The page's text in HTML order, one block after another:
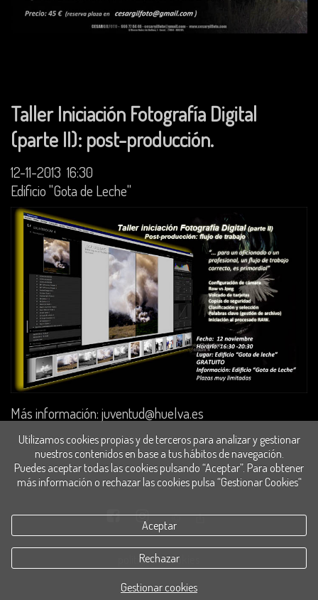
Taller Iniciación Fotografía Digital
(parte II): post-producción.
12-11-2013 16:30
Edificio "Gota de Leche"
Más información: juventud@huelva.es
política de cookies
Utilizamos cookies propias y de terceros para analizar y gestionar
nuestros contenidos en base a tus hábitos de navegación.
Puedes aceptar todas las cookies pulsando “Aceptar”. Para obtener
más información o rechazar las cookies pulsa “Gestionar Cookies“
Aceptar
Rechazar
Gestionar cookies